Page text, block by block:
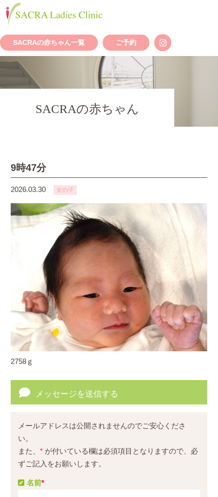
SACRAの赤ちゃん一覧 ご予約
SACRAの赤ちゃん
9時47分
2026.03.30 女の子
2758ｇ
メッセージを送信する
メールアドレスは公開されませんのでご安心くださ
い。
また、* が付いている欄は必須項目となりますので、必
ずご記入をお願いします。
名前*